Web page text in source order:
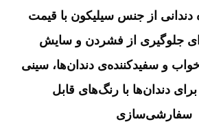
از جنس سیلیکون با قیمت
جلوگیری از فشردن و سایش
و سفیدکننده‌ی دندان‌ها، سینی
دندان‌ها با رنگ‌های قابل
سفارشی‌سازی